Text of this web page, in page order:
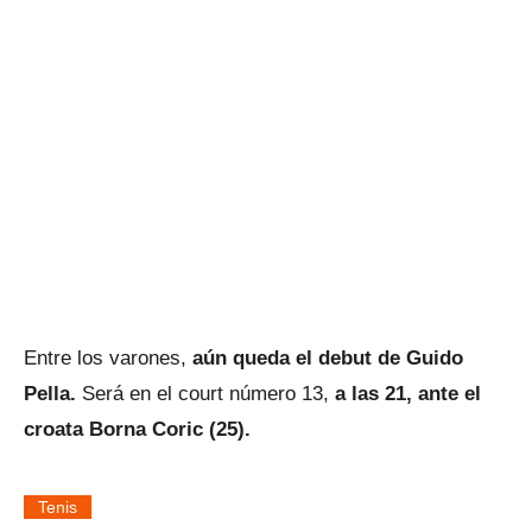
Entre los varones, aún queda el debut de Guido
Pella. Será en el court número 13, a las 21, ante el
croata Borna Coric (25).
Tenis